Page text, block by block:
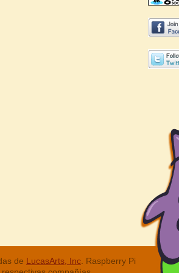
de LucasArts, Inc . Raspberry Pi